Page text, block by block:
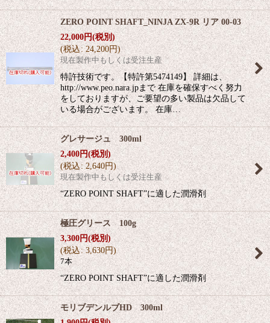
ZERO POINT SHAFT_NINJA ZX-9R リア 00-03
22,000円(税別)
(税込: 24,200円)
現在製作中もしくは受注生産
特許技術です。【特許第5474149】 詳細は、
http://www.peo.nara.jpまで 在庫を確保すべく努力
をしておりますが、ご要望の多い製品は欠品して
いる場合がございます。 在庫…
グレサージュ 300ml
2,400円(税別)
(税込: 2,640円)
現在製作中もしくは受注生産
“ZERO POINT SHAFT”に適した潤滑剤
極圧グリース 100g
3,300円(税別)
(税込: 3,630円)
7本
“ZERO POINT SHAFT”に適した潤滑剤
モリブデンルブHD 300ml